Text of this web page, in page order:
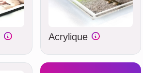
Acrylique